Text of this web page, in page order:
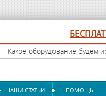
НАШИ СТАТЬИ ПОМОЩЬ